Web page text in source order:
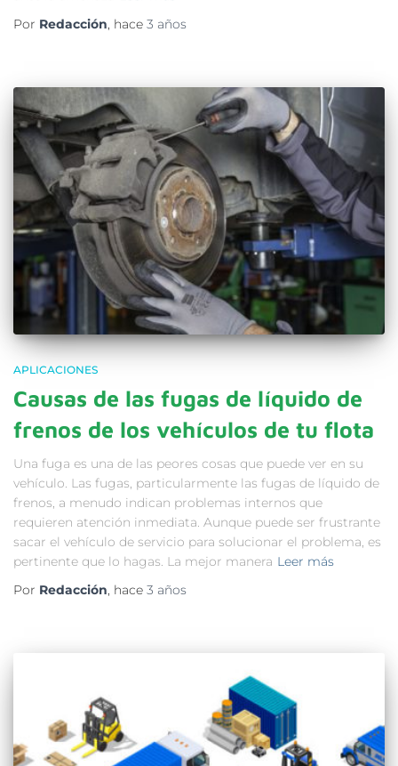
Por Redacción, hace 3 años
APLICACIONES
Causas de las fugas de líquido de
frenos de los vehículos de tu flota
Una fuga es una de las peores cosas que puede ver en su
vehículo. Las fugas, particularmente las fugas de líquido de
frenos, a menudo indican problemas internos que
requieren atención inmediata. Aunque puede ser frustrante
sacar el vehículo de servicio para solucionar el problema, es
pertinente que lo hagas. La mejor manera Leer más
Por Redacción, hace 3 años